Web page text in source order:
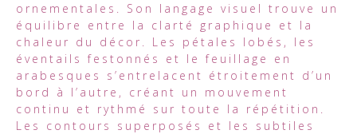
ornementales. Son langage visuel trouve un
équilibre entre la clarté graphique et la
chaleur du décor. Les pétales lobés, les
éventails festonnés et le feuillage en
arabesques s’entrelacent étroitement d’un
bord à l’autre, créant un mouvement
continu et rythmé sur toute la répétition.
Les contours superposés et les subtiles